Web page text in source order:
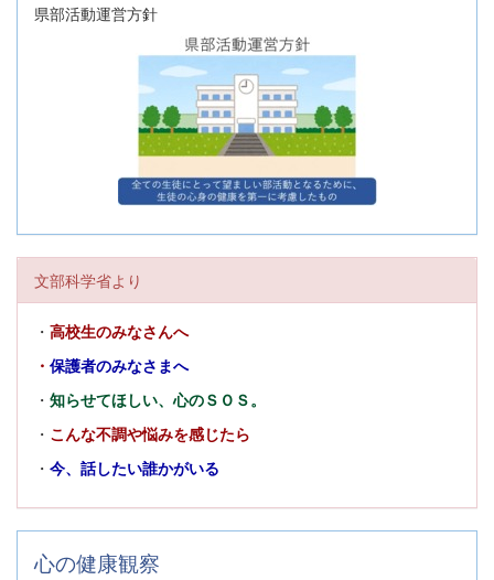
県部活動運営方針
文部科学省より
・ 高校生のみなさんへ
・ 保護者のみなさまへ
・ 知らせてほしい、心のＳＯＳ。
・ こんな不調や悩みを感じたら
・ 今、話したい誰かがいる
心の健康観察